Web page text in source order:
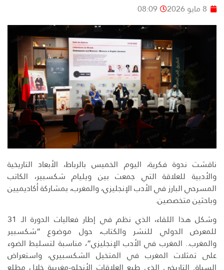
8 مايو 2026 08:09
ناقشت ندوة فكرية، اليوم الخميس بالرباط، الأبعاد التاريخية
والأدبية للعلاقة التي جمعت بين ويليام شكسبير، الكاتب
المسرحي البارز في الأدب الإنجليزي، والمغرب، بمشاركة أكاديميين
وباحثين متخصصين.
وشكل هذا اللقاء، الذي نظم في إطار فعاليات الدورة الـ 31
للمعرض الدولي للنشر والكتاب، حول موضوع “شكسبير
والمغرب.. المغرب في الأدب الإنجليزي”، مناسبة لتسليط الضوء
على تمثلات المغرب في المتخيل الشكسبيري، واستعراض